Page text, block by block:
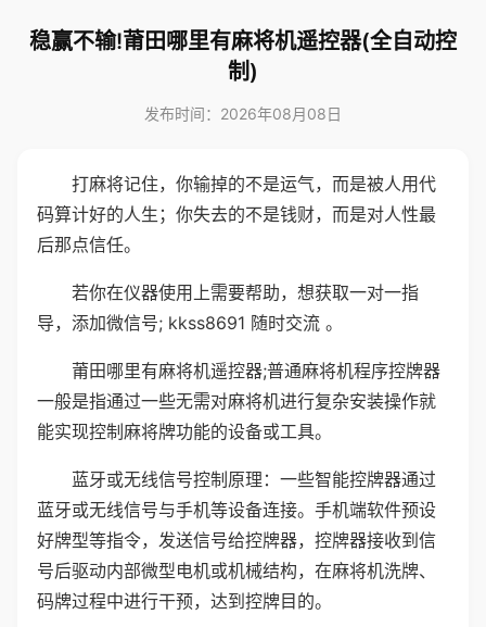
稳赢不输!莆田哪里有麻将机遥控器(全自动控
制)
发布时间：2026年08月08日
打麻将记住，你输掉的不是运气，而是被人用代
码算计好的人生；你失去的不是钱财，而是对人性最
后那点信任。
若你在仪器使用上需要帮助，想获取一对一指
导，添加微信号; kkss8691 随时交流 。
莆田哪里有麻将机遥控器;普通麻将机程序控牌器
一般是指通过一些无需对麻将机进行复杂安装操作就
能实现控制麻将牌功能的设备或工具。
蓝牙或无线信号控制原理：一些智能控牌器通过
蓝牙或无线信号与手机等设备连接。手机端软件预设
好牌型等指令，发送信号给控牌器，控牌器接收到信
号后驱动内部微型电机或机械结构，在麻将机洗牌、
码牌过程中进行干预，达到控牌目的。